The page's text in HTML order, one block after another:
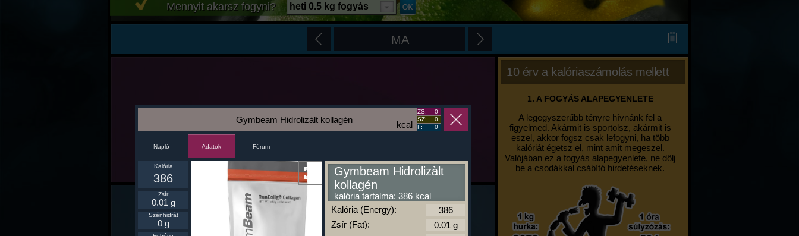
Mennyit akarsz fogyni? heti 0.5 kg fogyás
MA
10 érv a kalóriaszámolás mellett
1. A FOGYÁS ALAPEGYENLETE
A legegyszerűbb tényre hívnánk fel a
figyelmed. Akármit is sportolsz, akármit is
eszel, akkor fogsz csak lefogyni, ha több
kalóriát égetsz el, mint amit megeszel.
Valójában ez a fogyás alapegyenlete, ne dőlj
be a csodákkal csábító hirdetéseknek.
kcal
Gymbeam Hidrolizàlt kollagén
ZS:
0
SZ:
0
F:
0
Napló Adatok Fórum
Kalória
386
Zsír
0.01 g
Szénhidrát
0 g
Gymbeam Hidrolizàlt
kollagén
kalória tartalma: 386 kcal
Kalória (Energy):
Zsír (Fat):